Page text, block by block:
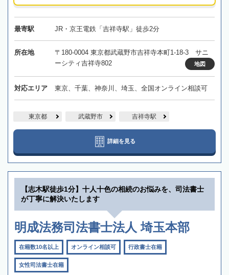
最寄駅 JR・京王電鉄「吉祥寺駅」徒歩2分
所在地
〒180-0004 東京都武蔵野市吉祥寺本町1-18-3 サニ
ーシティ吉祥寺802
地図
対応エリア 東京、千葉、神奈川、埼玉、全国オンライン相談可
東京都 武蔵野市 吉祥寺駅
詳細を見る
【志木駅徒歩1分】十人十色の相続のお悩みを、司法書士
が丁寧に解決いたします
明成法務司法書士法人 埼玉本部
在籍数10名以上 オンライン相談可 行政書士在籍
女性司法書士在籍